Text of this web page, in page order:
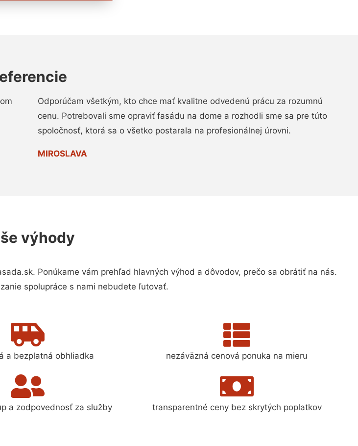
Odporúčam všetkým, kto chce mať kvalitne odvedenú prácu za rozumnú
cenu. Potrebovali sme opraviť fasádu na dome a rozhodli sme sa pre túto
spoločnosť, ktorá sa o všetko postarala na profesionálnej úrovni.
MIROSLAVA
výhody
Ponúkame vám prehľad hlavných výhod a dôvodov, prečo sa obrátiť na nás.
spolupráce s nami nebudete ľutovať.
a bezplatná obhliadka nezáväzná cenová ponuka na mieru
a zodpovednosť za služby transparentné ceny bez skrytých poplatkov